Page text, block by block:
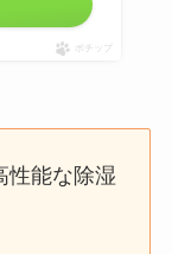
ポチップ
性能な除湿